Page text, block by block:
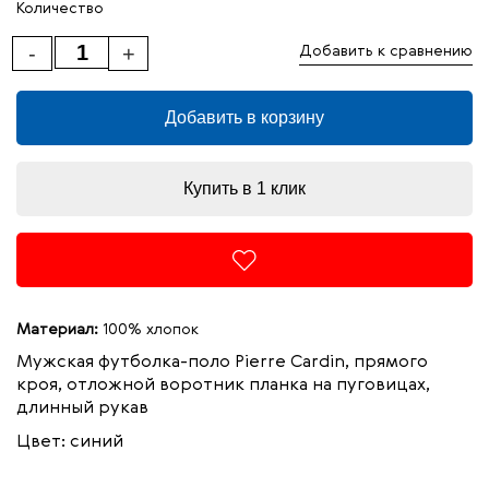
Количество
+
- Добавить к сравнению
Добавить в корзину
Купить в 1 клик
Материал: 100% хлопок
Мужская футболка-поло Pierre Cardin, прямого
кроя, отложной воротник планка на пуговицах,
длинный рукав
Цвет: синий